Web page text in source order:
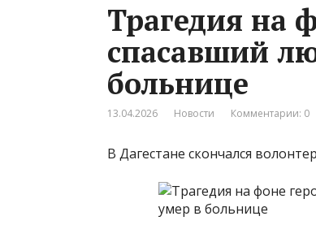
Трагедия на
спасавший
больнице
13.04.2026 Новости Комментарии: 0
В Дагестане скончался